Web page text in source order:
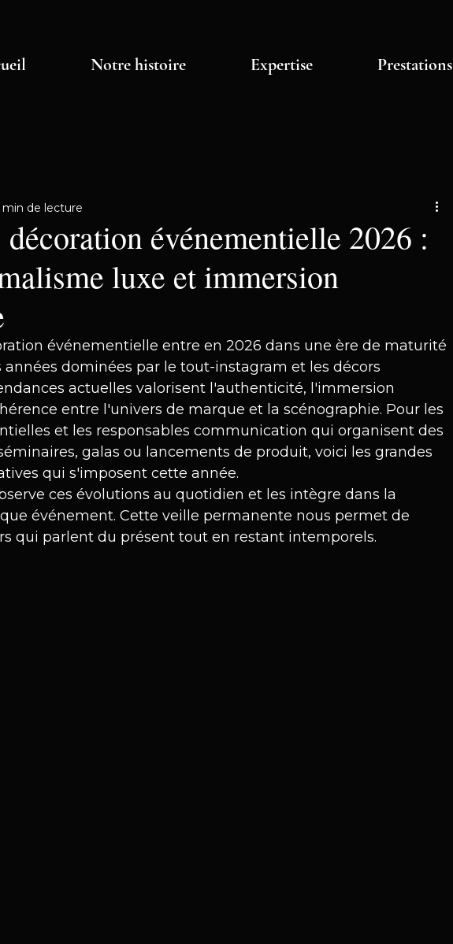
Notre histoire Expertise Prestations
décoration événementielle 2026 :
luxe et immersion
min de lecture
événementielle entre en 2026 dans une ère de maturité
années dominées par le tout-instagram et les décors
actuelles valorisent l'authenticité, l'immersion
entre l'univers de marque et la scénographie. Pour les
et les responsables communication qui organisent des
galas ou lancements de produit, voici les grandes
qui s'imposent cette année.
ces évolutions au quotidien et les intègre dans la
événement. Cette veille permanente nous permet de
qui parlent du présent tout en restant intemporels.